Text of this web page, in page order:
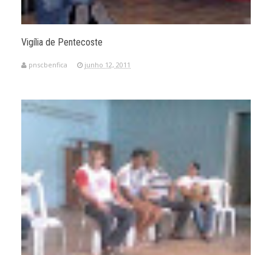
Vigília de Pentecoste
pnscbenfica junho 12, 2011